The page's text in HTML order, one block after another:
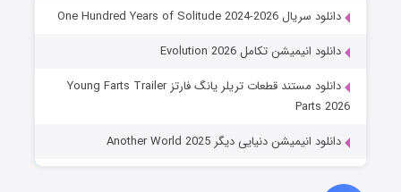
دانلود سریال One Hundred Years of Solitude 2024-2026
دانلود انیمیشن تکامل Evolution 2026
دانلود مستند قطعات تریلر یانگ فارتز Young Farts Trailer
Parts 2026
دانلود انیمیشن دنیایی دیگر Another World 2025